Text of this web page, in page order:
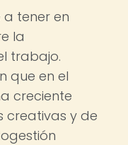
tener en
la
trabajo.
que en el
creciente
creativas y de